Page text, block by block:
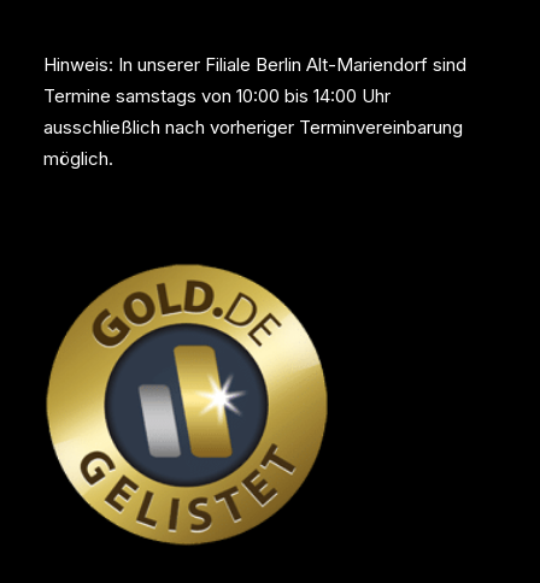
Hinweis: In unserer Filiale Berlin Alt-Mariendorf sind
Termine samstags von 10:00 bis 14:00 Uhr
ausschließlich nach vorheriger Terminvereinbarung
möglich.